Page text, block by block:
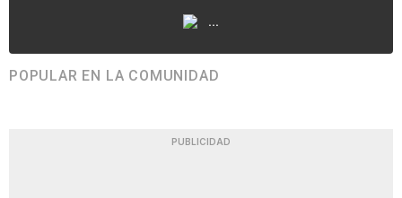
...
POPULAR EN LA COMUNIDAD
PUBLICIDAD